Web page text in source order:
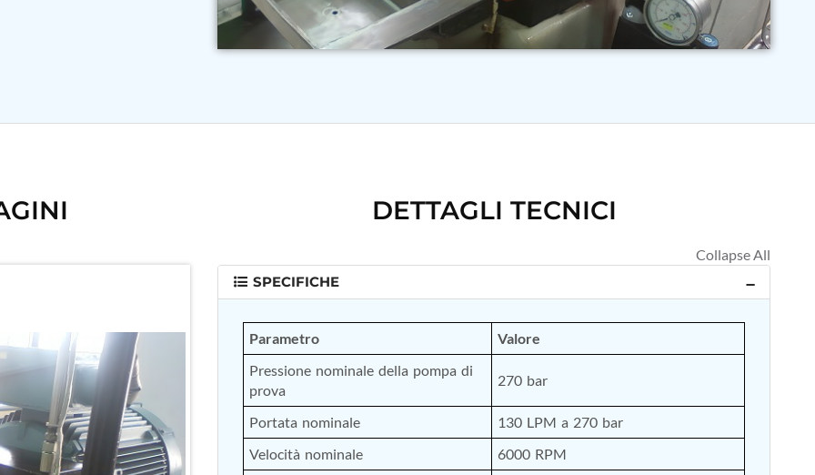
Controller in Aircraft Engines
DETTAGLI TECNICI
SPECIFICHE
Parametro
Valore
Pressione nominale della pompa di
prova
270 bar
Portata nominale
130 LPM a 270 bar
Velocità nominale
6000 RPM